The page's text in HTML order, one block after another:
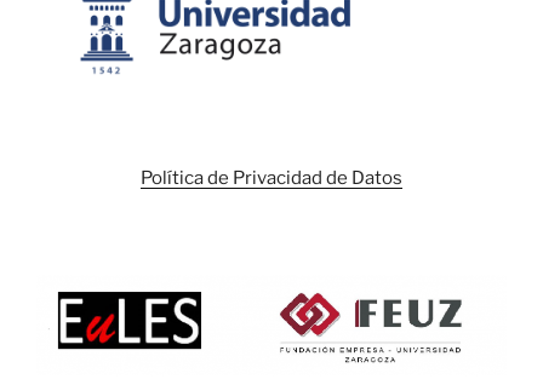
Política de Privacidad de Datos